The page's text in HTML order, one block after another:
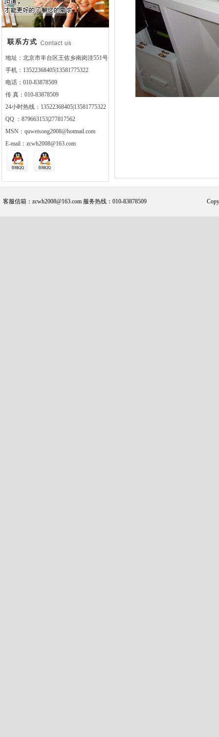
地址：北京市丰台区王佐乡南岗洼551号
手机：13522368405|13581775322
电话：010-83878509
传 真：010-83878509
24小时热线：13522368405|13581775322
QQ ：879663153|277817562
MSN：quweisong2008@hotmail.com
E-mail：zcwh2008@163.com
客服信箱：zcwh2008@163.com 服务热线：010-83878509